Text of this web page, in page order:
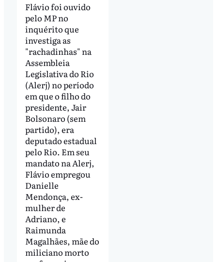
Flávio foi ouvido
pelo MP no
inquérito que
investiga as
"rachadinhas" na
Assembleia
Legislativa do Rio
(Alerj) no período
em que o filho do
presidente, Jair
Bolsonaro (sem
partido), era
deputado estadual
pelo Rio. Em seu
mandato na Alerj,
Flávio empregou
Danielle
Mendonça, ex-
mulher de
Adriano, e
Raimunda
Magalhães, mãe do
miliciano morto